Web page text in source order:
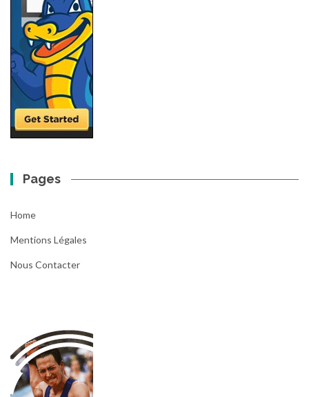
Pages
Home
Mentions Légales
Nous Contacter